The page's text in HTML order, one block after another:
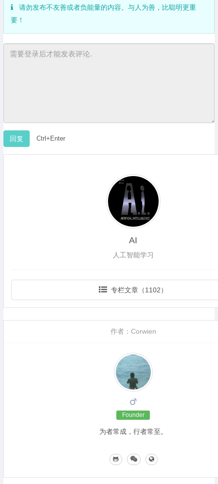
请勿发布不友善或者负能量的内容。与人为善，比聪明更重
要！
Ctrl+Enter
AI
人工智能学习
专栏文章（1102）
作者：Corwien
Founder
为者常成，行者常至。